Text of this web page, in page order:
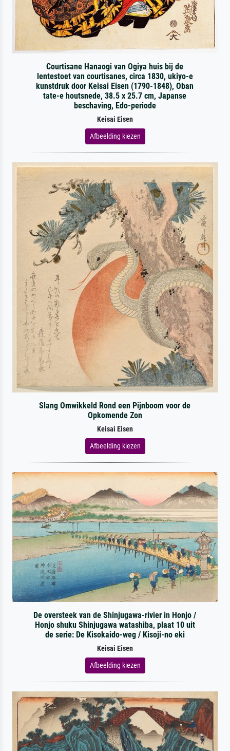
Courtisane Hanaogi van Ogiya huis bij de
lentestoet van courtisanes, circa 1830, ukiyo-e
kunstdruk door Keisai Eisen (1790-1848), Oban
tate-e houtsnede, 38.5 x 25.7 cm, Japanse
beschaving, Edo-periode
Keisai Eisen
Afbeelding kiezen
Slang Omwikkeld Rond een Pijnboom voor de
Opkomende Zon
Keisai Eisen
Afbeelding kiezen
De oversteek van de Shinjugawa-rivier in Honjo /
Honjo shuku Shinjugawa watashiba, plaat 10 uit
de serie: De Kisokaido-weg / Kisoji-no eki
Keisai Eisen
Afbeelding kiezen